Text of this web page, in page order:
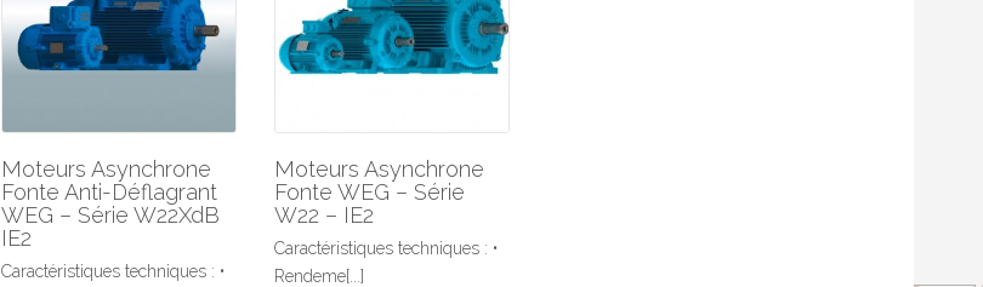
Moteurs Asynchrone
Fonte Anti-Déflagrant
WEG – Série W22XdB
IE2
Caractéristiques techniques : •
Moteurs Asynchrone
Fonte WEG – Série
W22 – IE2
Caractéristiques techniques : •
Rendeme[...]